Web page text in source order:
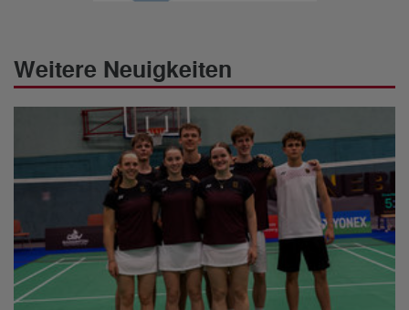
Weitere Neuigkeiten